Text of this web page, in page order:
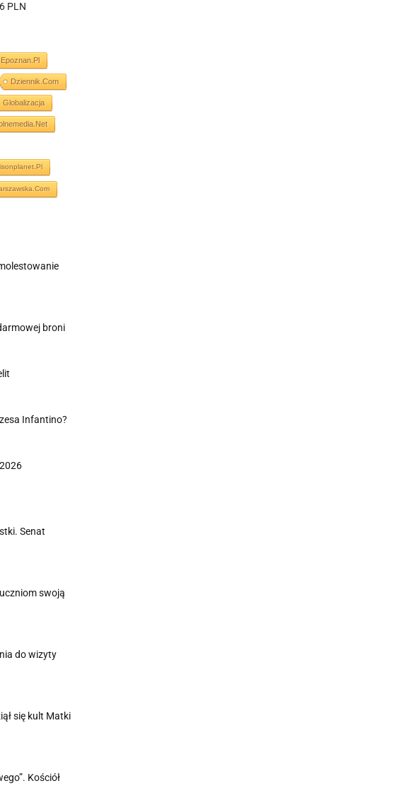
PLN
Epoznan.pl
Dziennik.com
Globalizacja
broni
Infantino?
Senat
swoją
do wizyty
się kult Matki
Kościół